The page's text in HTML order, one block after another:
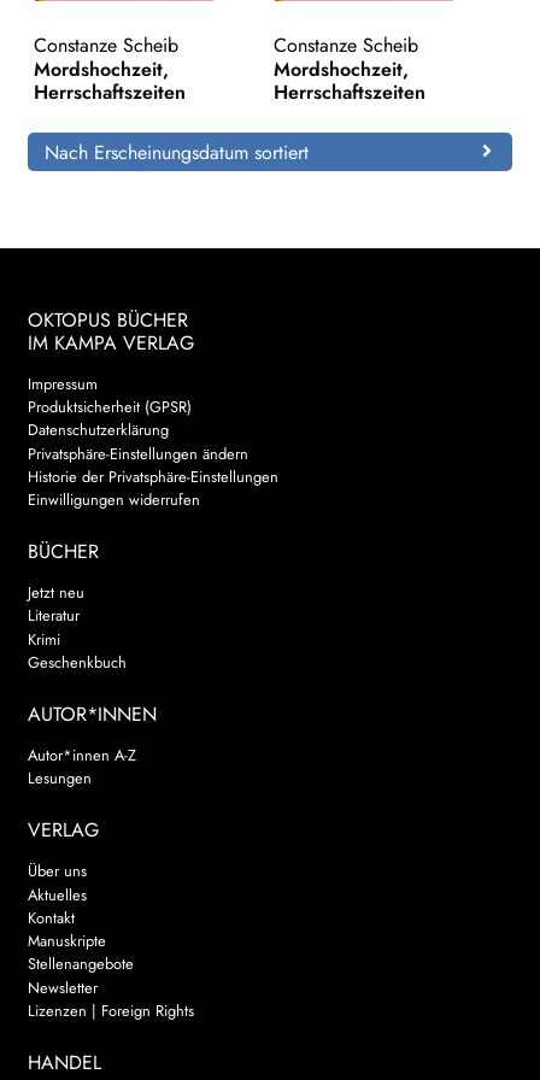
Constanze Scheib
Mordshochzeit,
Herrschaftszeiten
Constanze Scheib
Mordshochzeit,
Herrschaftszeiten
Nach Erscheinungsdatum sortiert
OKTOPUS BÜCHER
IM KAMPA VERLAG
Impressum
Produktsicherheit (GPSR)
Datenschutzerklärung
Privatsphäre-Einstellungen ändern
Historie der Privatsphäre-Einstellungen
Einwilligungen widerrufen
BÜCHER
Jetzt neu
Literatur
Krimi
Geschenkbuch
AUTOR*INNEN
Autor*innen A-Z
Lesungen
VERLAG
Über uns
Aktuelles
Kontakt
Manuskripte
Stellenangebote
Newsletter
Lizenzen | Foreign Rights
HANDEL